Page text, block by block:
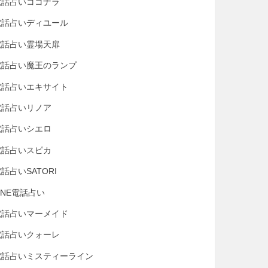
占いディユール
占い霊場天扉
占い魔王のランプ
占いエキサイト
占いリノア
占いシエロ
占いスピカ
占いSATORI
電話占い
占いマーメイド
占いクォーレ
占いミスティーライン